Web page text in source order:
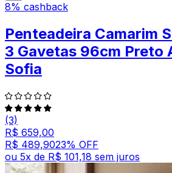
8% cashback
Penteadeira Camarim
3 Gavetas 96cm Preto
Sofia
(3)
R$ 659,00
R$ 489,9023% OFF
ou 5x de R$ 101,18 sem juros